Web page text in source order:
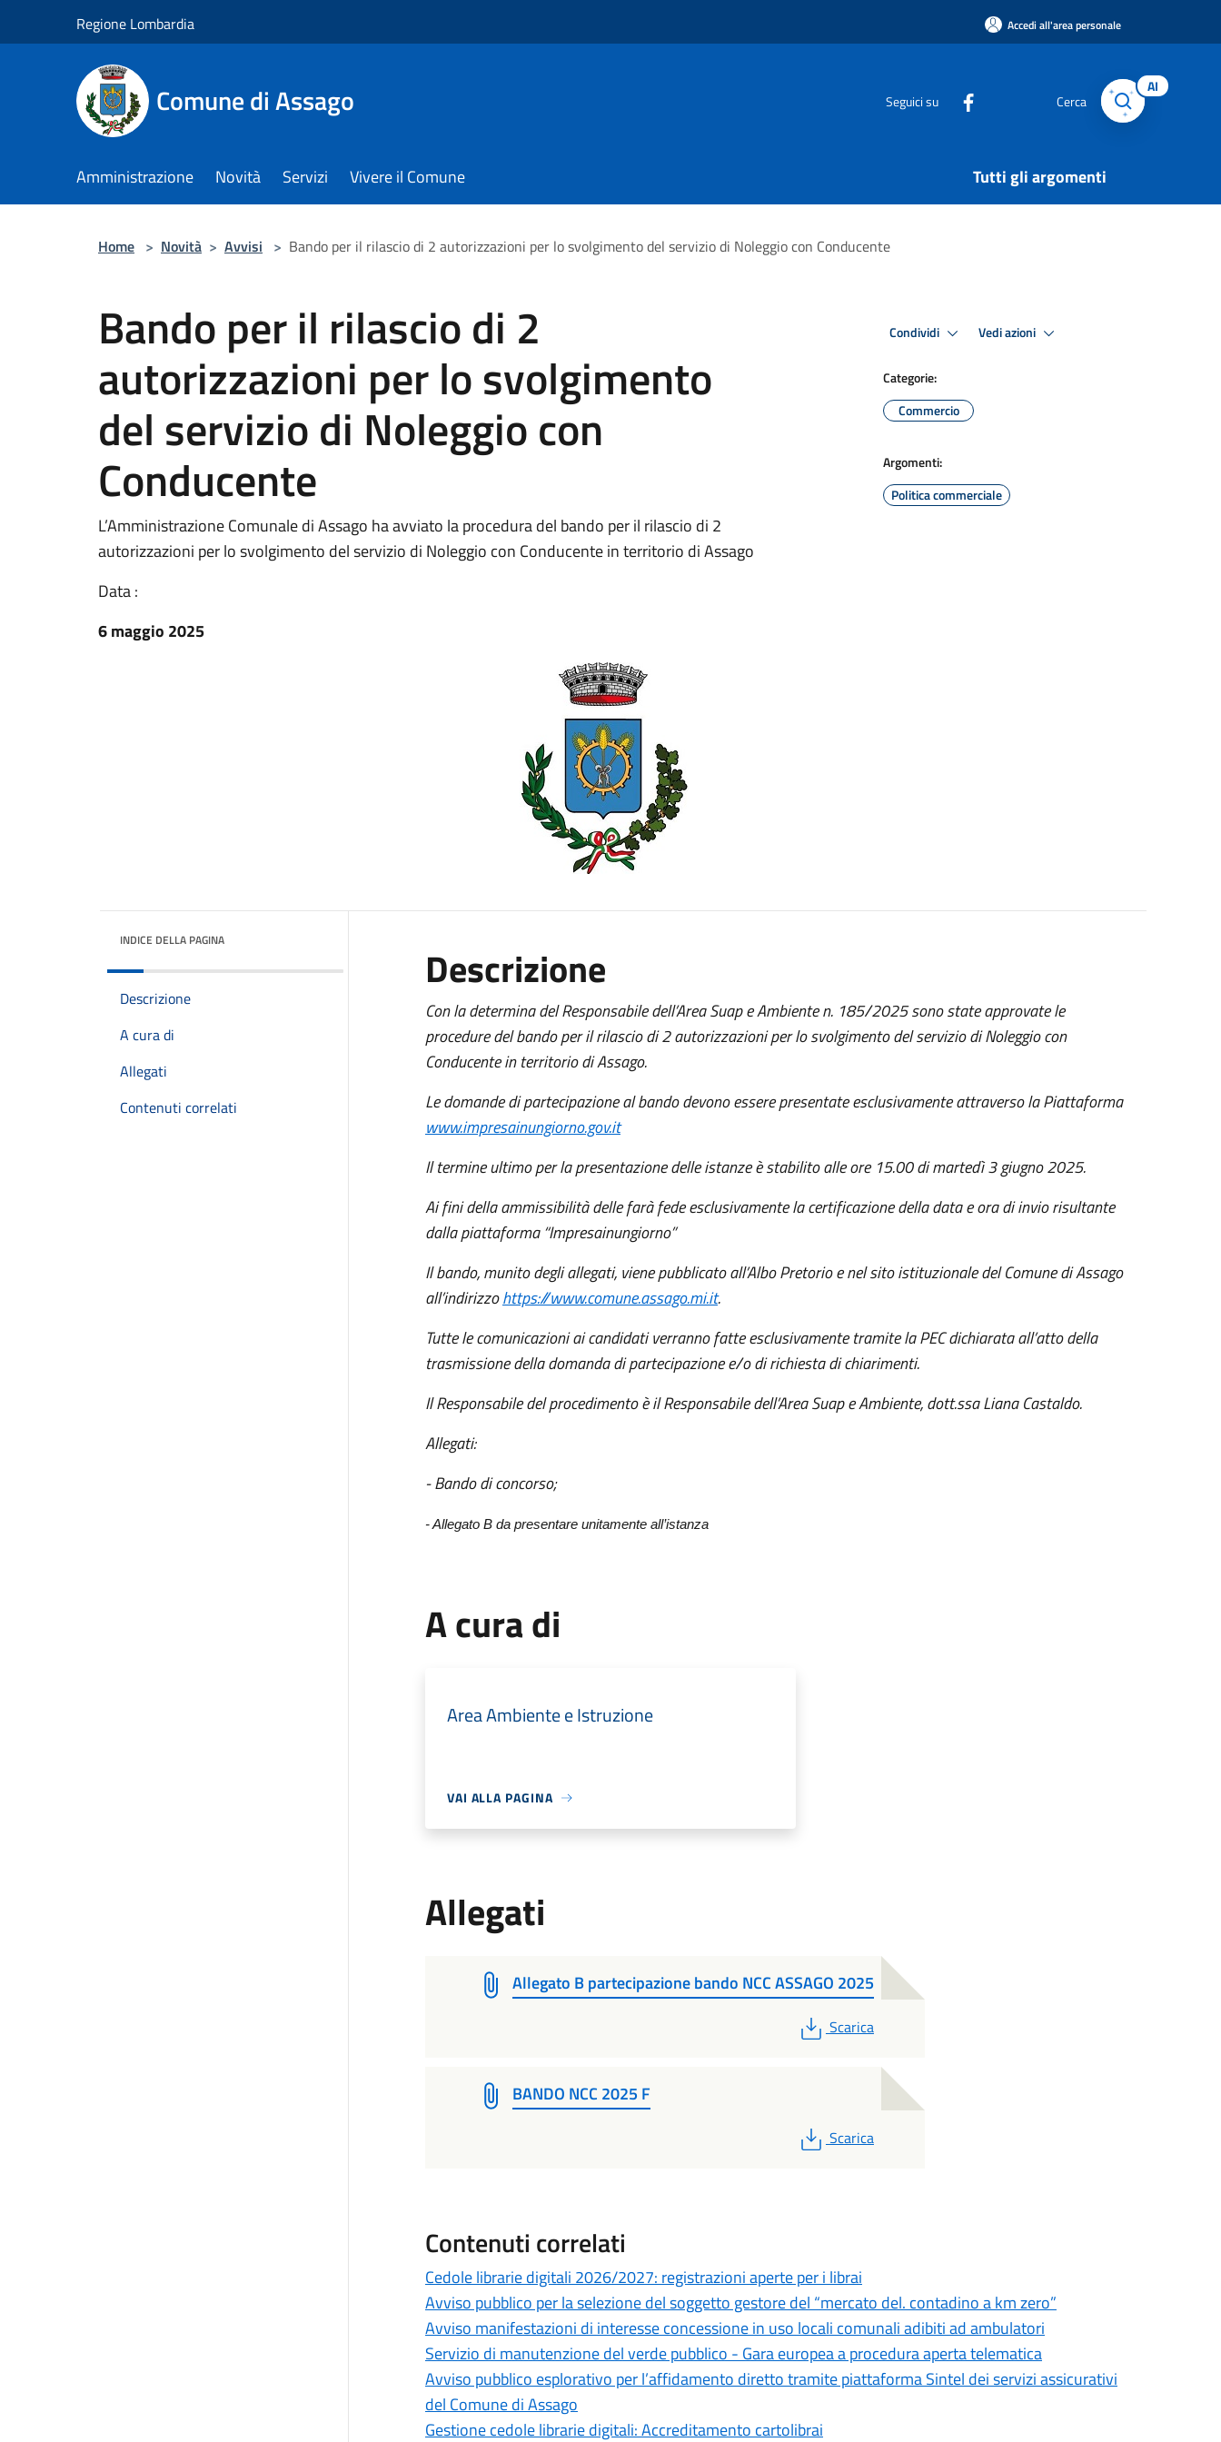
Regione Lombardia Accedi all'area personale
Comune di Assago Seguici su Cerca
AI
Amministrazione Novità Servizi Vivere il Comune Tutti gli argomenti
Home > Novità > Avvisi > Bando per il rilascio di 2 autorizzazioni per lo svolgimento del servizio di Noleggio con Conducente
Bando per il rilascio di 2
autorizzazioni per lo svolgimento
del servizio di Noleggio con
Conducente
L’Amministrazione Comunale di Assago ha avviato la procedura del bando per il rilascio di 2
autorizzazioni per lo svolgimento del servizio di Noleggio con Conducente in territorio di Assago
Data :
6 maggio 2025
Condividi Vedi azioni
Categorie:
Commercio
Argomenti:
Politica commerciale
INDICE DELLA PAGINA
Descrizione
A cura di
Allegati
Contenuti correlati
Descrizione
Con la determina del Responsabile dell’Area Suap e Ambiente n. 185/2025 sono state approvate le
procedure del bando per il rilascio di 2 autorizzazioni per lo svolgimento del servizio di Noleggio con
Conducente in territorio di Assago.
Le domande di partecipazione al bando devono essere presentate esclusivamente attraverso la Piattaforma
www.impresainungiorno.gov.it
Il termine ultimo per la presentazione delle istanze è stabilito alle ore 15.00 di martedì 3 giugno 2025.
Ai fini della ammissibilità delle farà fede esclusivamente la certificazione della data e ora di invio risultante
dalla piattaforma “Impresainungiorno”
Il bando, munito degli allegati, viene pubblicato all’Albo Pretorio e nel sito istituzionale del Comune di Assago
all’indirizzohttps://www.comune.assago.mi.it.
Tutte le comunicazioni ai candidati verranno fatte esclusivamente tramite la PEC dichiarata all’atto della
trasmissione della domanda di partecipazione e/o di richiesta di chiarimenti.
Il Responsabile del procedimento è il Responsabile dell’Area Suap e Ambiente, dott.ssa Liana Castaldo.
Allegati:
- Bando di concorso;
- Allegato B da presentare unitamente all’istanza
A cura di
Area Ambiente e Istruzione
VAI ALLA PAGINA
Allegati
Allegato B partecipazione bando NCC ASSAGO 2025
PDF
Scarica
BANDO NCC 2025 F
PDF
Scarica
Contenuti correlati
Cedole librarie digitali 2026/2027: registrazioni aperte per i librai
Avviso pubblico per la selezione del soggetto gestore del “mercato del. contadino a km zero”
Avviso manifestazioni di interesse concessione in uso locali comunali adibiti ad ambulatori
Servizio di manutenzione del verde pubblico - Gara europea a procedura aperta telematica
Avviso pubblico esplorativo per l’affidamento diretto tramite piattaforma Sintel dei servizi assicurativi
del Comune di Assago
Gestione cedole librarie digitali: Accreditamento cartolibrai